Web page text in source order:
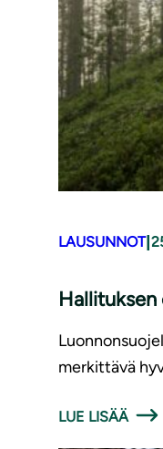
LAUSUNNOT|
merkittävä
LUE LISÄÄ